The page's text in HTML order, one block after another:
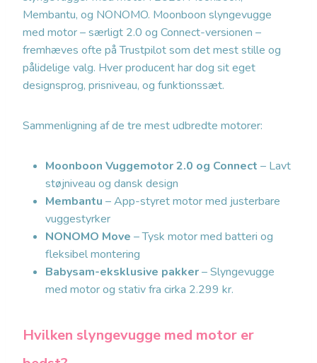
Membantu, og NONOMO. Moonboon slyngevugge
med motor – særligt 2.0 og Connect-versionen –
fremhæves ofte på Trustpilot som det mest stille og
pålidelige valg. Hver producent har dog sit eget
designsprog, prisniveau, og funktionssæt.
Sammenligning af de tre mest udbredte motorer:
Moonboon Vuggemotor 2.0 og Connect – Lavt
støjniveau og dansk design
Membantu – App-styret motor med justerbare
vuggestyrker
NONOMO Move – Tysk motor med batteri og
fleksibel montering
Babysam-eksklusive pakker– Slyngevugge
med motor og stativ fra cirka 2.299 kr.
Hvilken slyngevugge med motor er